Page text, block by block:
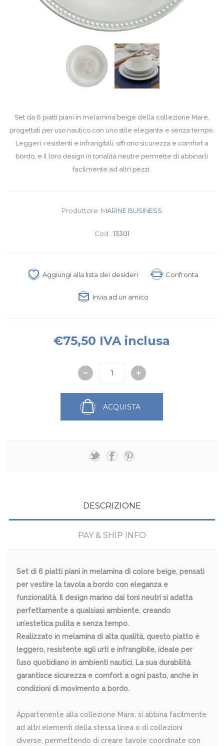
Set da 6 piatti piani in melamina beige della collezione Mare,
progettati per uso nautico con uno stile elegante e senza tempo.
Leggeri, resistenti e infrangibili, offrono sicurezza e comfort a
bordo, e il loro design in tonalità neutre permette di abbinarli
facilmente ad altri pezzi.
Produttore: MARINE BUSINESS
Cod.: 13301
Aggiungi alla lista dei desideri Confronta
Invia ad un amico
€75,50 IVA inclusa
ACQUISTA
DESCRIZIONE
PAY & SHIP INFO
Set di 6 piatti piani in melamina di colore beige, pensati
per vestire la tavola a bordo con eleganza e
funzionalità. Il design marino dai toni neutri si adatta
perfettamente a qualsiasi ambiente, creando
un’estetica pulita e senza tempo.
Realizzato in melamina di alta qualità, questo piatto è
leggero, resistente agli urti e infrangibile, ideale per
l’uso quotidiano in ambienti nautici. La sua durabilità
garantisce sicurezza e comfort a ogni pasto, anche in
condizioni di movimento a bordo.
Appartenente alla collezione Mare, si abbina facilmente
ad altri elementi della stessa linea o di collezioni
diverse, permettendo di creare tavole coordinate con